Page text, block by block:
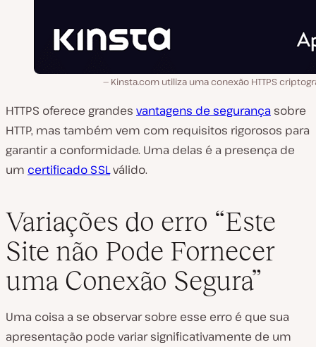
Kinsta.com utiliza uma conexão HTTPS
HTTPS oferece grandes vantagens de segurança sobre
HTTP, mas também vem com requisitos rigorosos para
garantir a conformidade. Uma delas é a presença de
um certificado SSLválido.
Variações do erro “Este
Site não Pode Fornecer
uma Conexão Segura”
Uma coisa a se observar sobre esse erro é que sua
apresentação pode variar significativamente de um